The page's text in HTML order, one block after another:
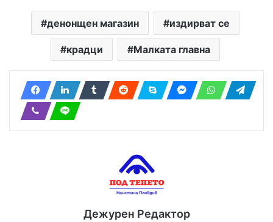
денонщен магазин издирват се
крадци Малката главна
Дежурен Редактор